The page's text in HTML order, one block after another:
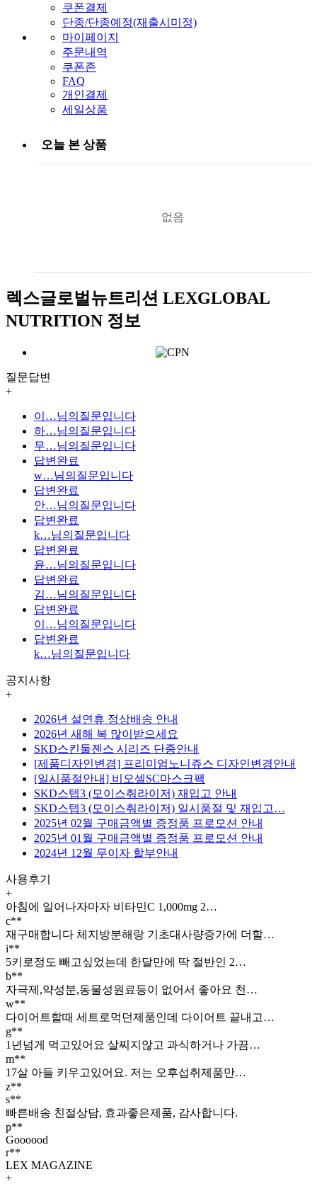
쿠폰결제
단종/단종예정(재출시미정)
마이페이지
주문내역
쿠폰존
FAQ
개인결제
세일상품
오늘 본 상품
없음
렉스글로벌뉴트리션 LEXGLOBAL
NUTRITION 정보
질문답변
+
이…님의질문입니다
하…님의질문입니다
무…님의질문입니다
답변완료
w…님의질문입니다
답변완료
안…님의질문입니다
답변완료
k…님의질문입니다
답변완료
윤…님의질문입니다
답변완료
김…님의질문입니다
답변완료
이…님의질문입니다
답변완료
k…님의질문입니다
공지사항
+
2026년 설연휴 정상배송 안내
2026년 새해 복 많이받으세요
SKD스킨둘젠스 시리즈 단종안내
[제품디자인변경] 프리미엄노니쥬스 디자인변경안내
[일시품절안내] 비오셀SC마스크팩
SKD스텝3 (모이스춰라이저) 재입고 안내
SKD스텝3 (모이스춰라이저) 일시품절 및 재입고…
2025년 02월 구매금액별 증정품 프로모션 안내
2025년 01월 구매금액별 증정품 프로모션 안내
2024년 12월 무이자 할부안내
사용후기
+
아침에 일어나자마자 비타민C 1,000mg 2…
c**
재구매합니다 체지방분해랑 기초대사량증가에 더할…
i**
5키로정도 빼고싶었는데 한달만에 딱 절반인 2…
b**
자극제,약성분,동물성원료등이 없어서 좋아요 천…
w**
다이어트할때 세트로먹던제품인데 다이어트 끝내고…
g**
1년넘게 먹고있어요 살찌지않고 과식하거나 가끔…
m**
17살 아들 키우고있어요. 저는 오후섭취제품만…
z**
s**
빠른배송 친절상담, 효과좋은제품, 감사합니다.
p**
Goooood
r**
LEX MAGAZINE
+